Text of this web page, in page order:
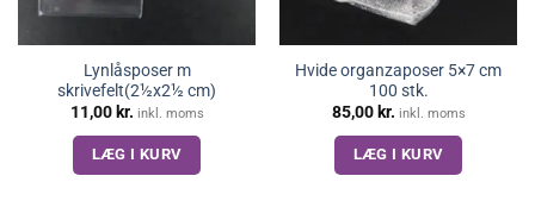
Lynlåsposer m
skrivefelt(2½x2½ cm)
11,00 kr. inkl. moms
LÆG I KURV
Hvide organzaposer 5×7 cm
100 stk.
85,00 kr. inkl. moms
LÆG I KURV